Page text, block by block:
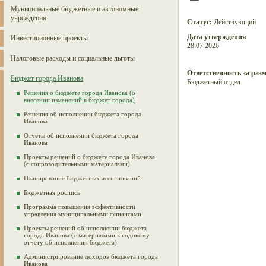
Муниципальные бюджетные и автономные
учреждения
Инвестиционные проекты
Налоговые расходы и социальные льготы
Бюджет города Иванова
Решения о бюджете города Иванова (о
внесении изменений в бюджет города)
Решения об исполнении бюджета города
Иванова
Отчеты об исполнении бюджета города
Иванова
Проекты решений о бюджете города Иванова
(с сопроводительными материалами)
Планирование бюджетных ассигнований
Бюджетная роспись
Программа повышения эффективности
управления муниципальными финансами
Проекты решений об исполнении бюджета
города Иванова (с материалами к годовому
отчету об исполнении бюджета)
Администрирование доходов бюджета города
Иванова
Статус: Действующий
Дата утверждения
28.07.2026
Ответственность за
Бюджетный отдел